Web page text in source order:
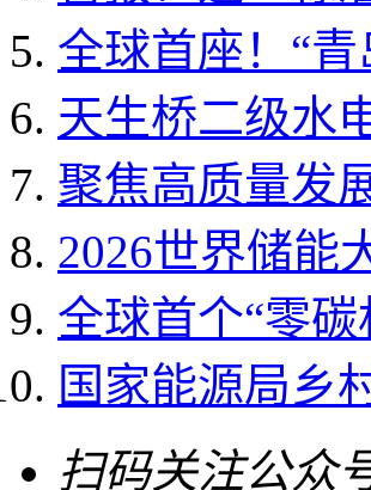
全球首座！“
天生桥二级水
聚焦高质量发
2026世界储能
全球首个“零
国家能源局乡
扫码关注公众